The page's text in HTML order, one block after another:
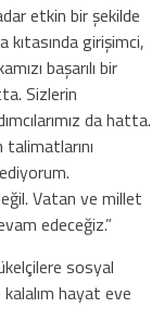
etkin bir şekilde
girişimci,
başarılı bir
Sizlerin
da hatta.
Vatan ve millet
edeceğiz.”
sosyal
hayat eve